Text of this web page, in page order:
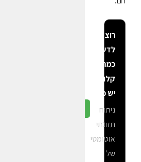
רוצה
לדעת
כמה
קלוריות
יש פה?
ניתוח
תזונתי
אוטומטי
של